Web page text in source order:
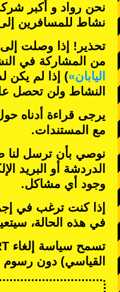
نحن رواد و أكبر
نشاط للمسافرين
تحذير! إذا وصلت إلى
من المشاركة في
اليابان») إذا لم يكن
النشاط ولن تحصل
يرجى قراءة أدناه
مع المستندات.
نوصي بأن ترسل لنا
الدردشة أو البريد
وجود أي مشاكل.
إذا كنت ترغب في
في هذه الحالة،
تسمح سياسة إلغاء STREET KART فقط بإلغاء
القياسي) دون رسوم